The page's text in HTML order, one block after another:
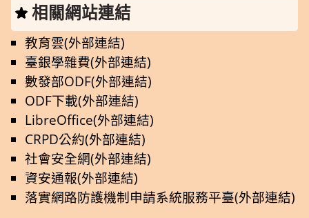
相關網站連結
教育雲(外部連結)
臺銀學雜費(外部連結)
數發部ODF(外部連結)
ODF下載(外部連結)
LibreOffice(外部連結)
CRPD公約(外部連結)
社會安全網(外部連結)
資安通報(外部連結)
落實網路防護機制申請系統服務平臺(外部連結)